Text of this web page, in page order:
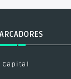
Capital